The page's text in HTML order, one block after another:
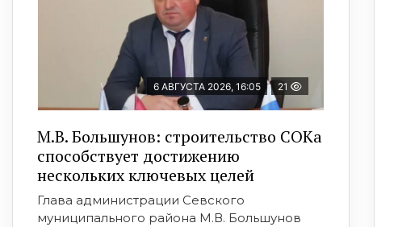
6 АВГУСТА 2026, 16:05 21
М.В. Большунов: строительство СОКа
способствует достижению
нескольких ключевых целей
Глава администрации Севского
муниципального района М.В. Большунов